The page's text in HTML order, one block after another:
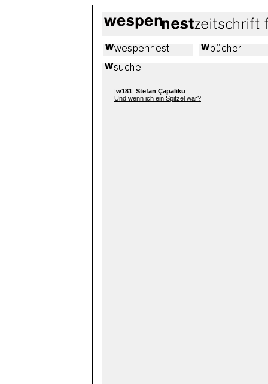
|w181| Stefan Çapaliku
Und wenn ich ein Spitzel war?